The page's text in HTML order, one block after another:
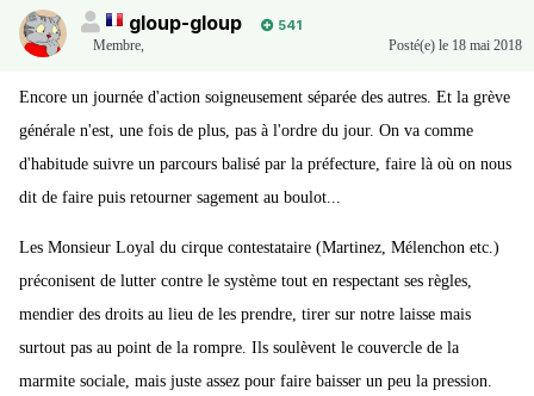
Pour aboutir à cette convergence des luttes d'appareil, toutes les
organisations ont dû négocier sec pour trouver une date, un mot
acteurs du mouvement social. "Notre demande était que chacun
soit co-constructeur du mouvement", a précisé la numéro 2 de la
CGT Catherine Perret, rappelant que la centrale avait refusé de
participer à "la fête à Macron" lancée par François Ruffin autant
par souci de parasiter le défilé du 1er mai que par refus de se
mettre sous la coupe d'un mouvement politique.
Signe que le 26 mai ne se veut "ni syndical, ni politique mais
populaire", il n'y aura pas de carré de tête dans le cortège de la
gloup-gloup
541
Membre, Posté(e) le 18 mai 2018
Encore un journée d'action soigneusement séparée des autres. Et la grève
générale n'est, une fois de plus, pas à l'ordre du jour. On va comme
d'habitude suivre un parcours balisé par la préfecture, faire là où on nous
dit de faire puis retourner sagement au boulot...
Les Monsieur Loyal du cirque contestataire (Martinez, Mélenchon etc.)
préconisent de lutter contre le système tout en respectant ses règles,
mendier des droits au lieu de les prendre, tirer sur notre laisse mais
surtout pas au point de la rompre. Ils soulèvent le couvercle de la
marmite sociale, mais juste assez pour faire baisser un peu la pression.